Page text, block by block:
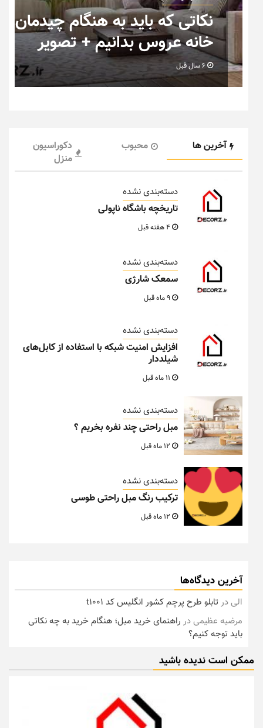
تصاویر جدید از خانه های
رویایی خاص و متفاوت
آخرین ها محبوب
دکوراسیون
منزل
دسته‌بندی نشده
تاریخچه باشگاه ناپولی
دسته‌بندی نشده
سمعک شارژی
دسته‌بندی نشده
افزایش امنیت شبکه با استفاده از کابل‌های
شیلددار
دسته‌بندی نشده
مبل راحتی چند نفره بخریم ؟
دسته‌بندی نشده
ترکیب رنگ مبل راحتی طوسی
آخرین دیدگاه‌ها
الیدرتابلو طرح پرچم کشور انگلیس کد t1001
مرضیه عظیمیدر راهنمای خرید مبل؛ هنگام خرید به چه نکاتی
باید توجه کنیم؟
ممکن است ندیده باشید